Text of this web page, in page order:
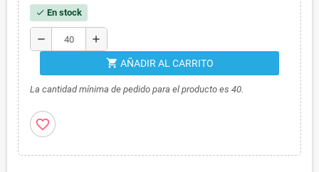
check En stock
remove add
shopping_cart AÑADIR AL CARRITO
La cantidad mínima de pedido para el producto es 40.
favorite_border